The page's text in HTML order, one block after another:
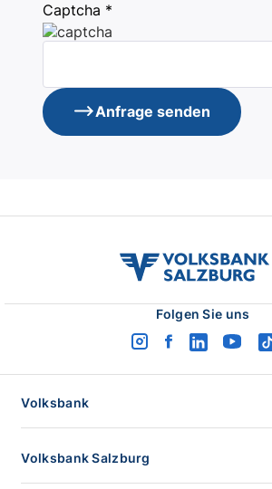
Captcha *
Anfrage senden
volksbank
salzburg
Folgen Sie uns
instagram
facebook
linkedin
Volksbank
Volksbank Salzburg